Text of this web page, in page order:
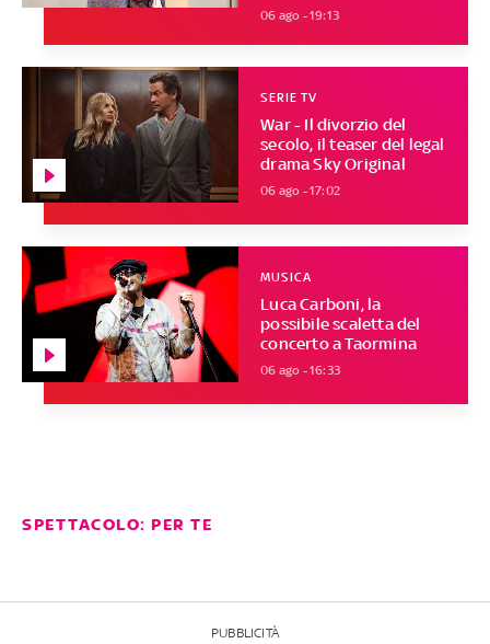
06 ago - 19:13
War - Il divorzio del
secolo, il teaser del legal
drama Sky Original
SERIE TV
06 ago - 17:02
Luca Carboni, la
possibile scaletta del
concerto a Taormina
MUSICA
06 ago - 16:33
SPETTACOLO: PER TE
PUBBLICITÀ